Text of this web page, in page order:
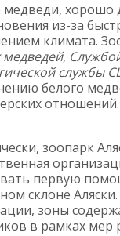
медведи, хорошо
из-за
климата.
медведей,
службы
белого
отношений.
зоопарк
первую
склоне
зоны
в рамках мер